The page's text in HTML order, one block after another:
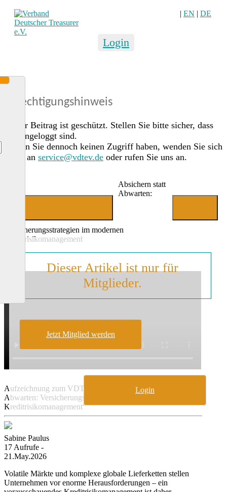
| EN | DE
Login
Berechtigungshinweis
Dieser Beitrag ist geschützt. Stellen Sie bitte sicher, dass
Sie eingeloggt sind.
Sollten Sie dennoch keinen Zugriff haben, wenden Sie sich
gerne an service@vdtev.de oder rufen Sie uns an.
Absichern statt
Abwarten:
Versicherungsstrategien im modernen
Kreditrisikomanagement
Dieser Artikel ist nur für
Mitglieder.
Jetzt Mitglied werden
Login
Aufzeichnung zum VDT Online-Event „Absichern statt
Abwarten: Versicherungsstrategien im modernen
Kreditrisikomanagement“
Sabine Paulus
17 Aufrufe -
21.May.2026
Volatile Märkte und komplexe globale Lieferketten stellen
Unternehmen vor enorme Herausforderungen – ein